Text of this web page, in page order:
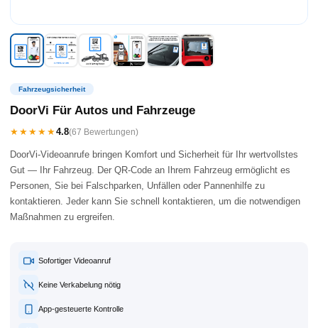
Fahrzeugsicherheit
DoorVi Für Autos und Fahrzeuge
★★★★★4.8(67 Bewertungen)
DoorVi-Videoanrufe bringen Komfort und Sicherheit für Ihr wertvollstes
Gut — Ihr Fahrzeug. Der QR-Code an Ihrem Fahrzeug ermöglicht es
Personen, Sie bei Falschparken, Unfällen oder Pannenhilfe zu
kontaktieren. Jeder kann Sie schnell kontaktieren, um die notwendigen
Maßnahmen zu ergreifen.
Sofortiger Videoanruf
Keine Verkabelung nötig
App-gesteuerte Kontrolle